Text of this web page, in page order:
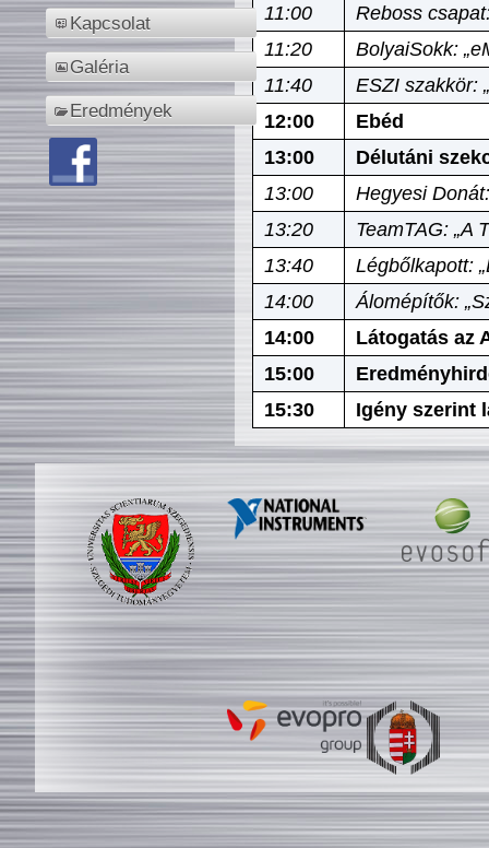
Kapcsolat
Galéria
Eredmények
11:00
Reboss
11:20
BolyaiSokk:
11:40
ESZI szakkör:
12:00
Ebéd
13:00
Délutáni
13:00
Hegyesi
13:20
TeamTAG: „A
13:40
Légbőlkapott:
14:00
Álomépítők:
14:00
Látogatás az
15:00
15:30
Igény szerint